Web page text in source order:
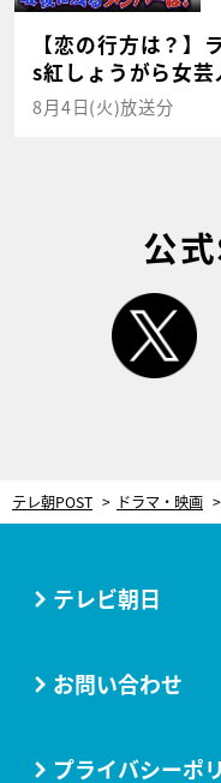
【恋の行方は？
s紅しょうがら女芸
8月4日(火)放送分
公
テレ朝POST ドラマ・映画
テレビ朝日
お問い合わせ
プライバシーポ